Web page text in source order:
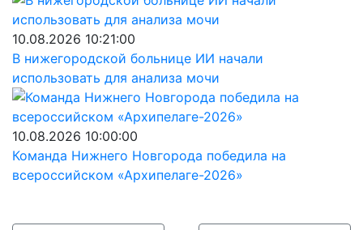
10.08.2026 10:21:00
В нижегородской больнице ИИ начали
использовать для анализа мочи
10.08.2026 10:00:00
Команда Нижнего Новгорода победила на
всероссийском «Архипелаге-2026»